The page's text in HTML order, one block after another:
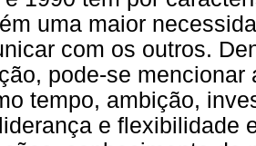
uma maior
com os outros.
pode-se
tempo, ambição,
e flexibilidade